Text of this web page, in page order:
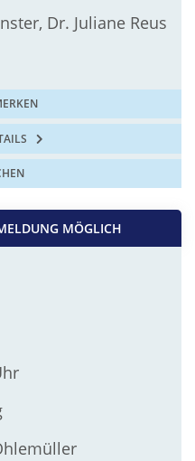
Dr. Juliane Reus
MÖGLICH